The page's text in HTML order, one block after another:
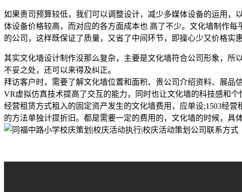
如果贵司预算较低，我们可以调整设计，减少多媒体设备的运用
体设备价格较高，而对应的各方面成本也 高了不少。文化墙制作
的公司，这样既保证了质量，又省了中间环节，即操心少又价格实惠
其实文化墙设计制作没那么复杂，主要是文化墙符合公司形象，
不妥之处，还可以来得及纠正。
拜访客户时，需要了解文化墙位置和面积、贵公司介绍资料、展品
VR虚拟仿真技术提高了交互的能力，同时也让文化墙的科技感和个
经营租赁方式租入的固定资产发生的文化墙费用，应单设;1503经
的方法单独计提折旧。都是需要一定的费用的，文化墙的时候，具